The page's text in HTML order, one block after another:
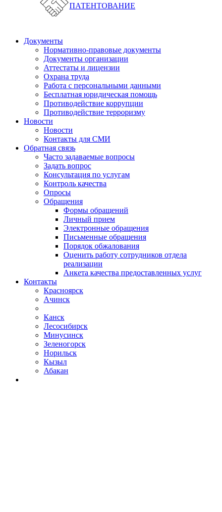
ПАТЕНТОВАНИЕ
Документы
Нормативно-правовые документы
Документы организации
Аттестаты и лицензии
Охрана труда
Работа с персональными данными
Бесплатная юридическая помощь
Противодействие коррупции
Противодействие терроризму
Новости
Новости
Контакты для СМИ
Обратная связь
Часто задаваемые вопросы
Задать вопрос
Консультация по услугам
Контроль качества
Опросы
Обращения
Формы обращений
Личный прием
Электронные обращения
Письменные обращения
Порядок обжалования
Оценить работу сотрудников отдела
реализации
Анкета качества предоставленных услуг
Контакты
Красноярск
Ачинск
Канск
Лесосибирск
Минусинск
Зеленогорск
Норильск
Кызыл
Абакан